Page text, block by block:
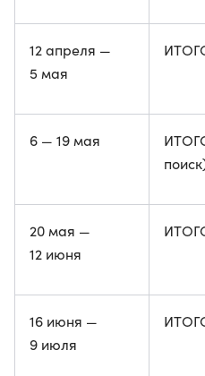
12 апреля —
5 мая
6 — 19 мая
20 мая —
12 июня
16 июня —
9 июля